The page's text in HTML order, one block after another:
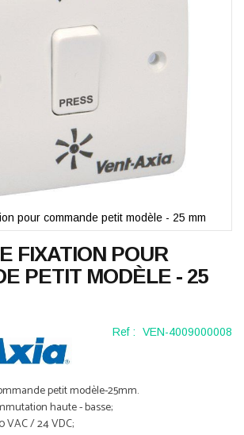
FIXATION POUR
PETIT MODÈLE - 25
Ref : VEN-4009000008
petit modèle-25mm.
haute - basse;
VAC / 24 VDC;
pour commande petit modèle - 25 mm